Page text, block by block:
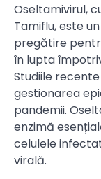
Oseltamivirul,
Tamiflu, este
pregătire
în lupta
Studiile
gestionarea
pandemii.
enzimă
celulele
virală.